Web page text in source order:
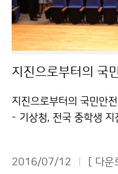
지진으로부터의 국민안
- 기상청, 전국 중학생 지
5명의 땅울림 동아리 단
2016/07/12 [ 다